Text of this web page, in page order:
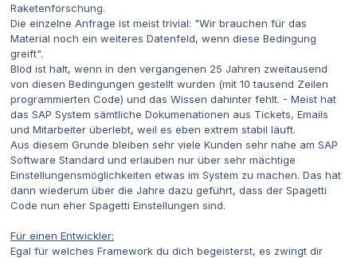
Raketenforschung.
Die einzelne Anfrage ist meist trivial: "Wir brauchen für das
Material noch ein weiteres Datenfeld, wenn diese Bedingung
greift".
Blöd ist halt, wenn in den vergangenen 25 Jahren zweitausend
von diesen Bedingungen gestellt wurden (mit 10 tausend Zeilen
programmierten Code) und das Wissen dahinter fehlt. - Meist hat
das SAP System sämtliche Dokumenationen aus Tickets, Emails
und Mitarbeiter überlebt, weil es eben extrem stabil läuft.
Aus diesem Grunde bleiben sehr viele Kunden sehr nahe am SAP
Software Standard und erlauben nur über sehr mächtige
Einstellungensmöglichkeiten etwas im System zu machen. Das hat
dann wiederum über die Jahre dazu geführt, dass der Spagetti
Code nun eher Spagetti Einstellungen sind.
Für einen Entwickler:
Egal für welches Framework du dich begeisterst, es zwingt dir